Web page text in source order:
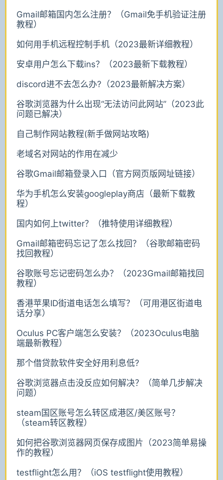
Gmail邮箱国内怎么注册？（Gmail免手机验证注册
教程）
如何用手机远程控制手机（2023最新详细教程）
安卓用户怎么下载ins？（2023最新下载教程）
discord进不去怎么办?（2023最新解决方案）
谷歌浏览器为什么出现“无法访问此网站”（2023此
问题已解决）
自己制作网站教程(新手做网站攻略)
老域名对网站的作用在减少
谷歌Gmail邮箱登录入口（官方网页版网址链接）
华为手机怎么安装googleplay商店（最新下载教
程）
国内如何上twitter？（推特使用详细教程）
Gmail邮箱密码忘记了怎么找回？（谷歌邮箱密码
找回教程）
谷歌账号忘记密码怎么办？（2023Gmail邮箱找回
教程）
香港苹果ID街道电话怎么填写？（可用港区街道电
话分享）
Oculus PC客户端怎么安装？（2023Oculus电脑
端最新教程）
那个借贷款软件安全好用利息低?
谷歌浏览器点击没反应如何解决？（简单几步解决
问题）
steam国区账号怎么转区成港区/美区账号？
（steam转区教程）
如何把谷歌浏览器网页保存成图片（2023简单易操
作的教程）
testflight怎么用？（iOS testflight使用教程）